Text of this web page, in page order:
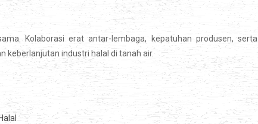
Kolaborasi erat antar-lembaga, kepatuhan produsen, serta
keberlanjutan industri halal di tanah air.